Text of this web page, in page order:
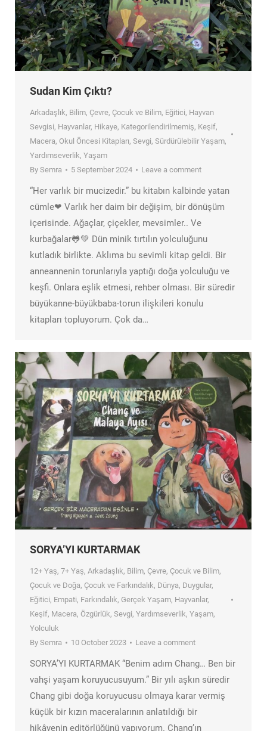
Sudan Kim Çıktı?
Arkadaşlık, Bilim, Çevre, Çocuk ve Bilim, Eğitici, Hayvan
Sevgisi, Hayvanlar, Hikaye, Kategorilendirilmemiş, Keşif,
Macera, Okul Öncesi Kitapları, Sevgi, Sürdürülebilir Yaşam,
Yardımseverlik, Yaşam
By Semra 5 September 2024 Leave a comment
“Her varlık bir mucizedir.” bu kitabın kalbinde yatan
cümle❤ Varlık her daim bir değişim, bir dönüşüm
içerisinde. Ağaçlar, çiçekler, mevsimler.. Ve
kurbağalar🐸💚 Dün minik tırtılın yolculuğunu
kutladık birlikte. Aklıma bu sevimli kitap geldi. Bir
anneannenin torunlarıyla yaptığı doğa yolculuğu ve
keşfi. Onlara eşlik etmesi, rehber olması. Bir süredir
büyükanne-büyükbaba-torun ilişkileri konulu
kitapları topluyorum. Çok da…
SORYA’YI KURTARMAK
12+ Yaş, 7+ Yaş, Arkadaşlık, Bilim, Çevre, Çocuk ve Bilim,
Çocuk ve Doğa, Çocuk ve Farkındalık, Dünya, Duygular,
Eğitici, Empati, Farkındalık, Gerçek Yaşam, Hayvanlar,
Keşif, Macera, Özgürlük, Sevgi, Yardımseverlik, Yaşam,
Yolculuk
By Semra 10 October 2023 Leave a comment
SORYA’YI KURTARMAK “Benim adım Chang… Ben bir
vahşi yaşam koruyucusuyum.” Bir yılı aşkın süredir
Chang gibi doğa koruyucusu olmaya karar vermiş
küçük bir kızın maceralarının anlatıldığı bir
hikâyenin editörlüğünü yapıyorum. Chang’ın